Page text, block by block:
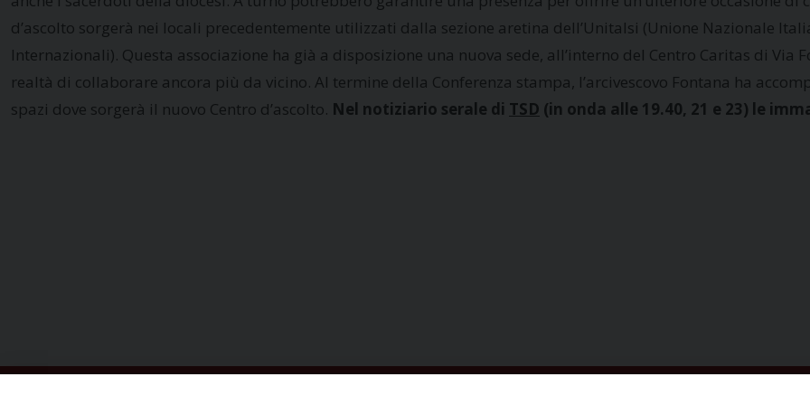
d’ascolto sorgerà nei locali precedentemente utilizzati dalla sezione aretina dell’Unitalsi (Unione Nazionale
Internazionali). Questa associazione ha già a disposizione una nuova sede, all’interno del Centro Caritas di Via
realtà di collaborare ancora più da vicino. Al termine della Conferenza stampa, l’arcivescovo Fontana ha
spazi dove sorgerà il nuovo Centro d’ascolto. Nel notiziario serale di TSD (in onda alle 19.40, 21 e 23) le